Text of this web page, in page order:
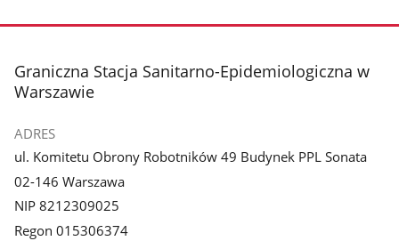
stopka
Graniczna Stacja Sanitarno-Epidemiologiczna w
Warszawie
ADRES
ul. Komitetu Obrony Robotników 49 Budynek PPL Sonata
02-146 Warszawa
NIP 8212309025
Regon 015306374